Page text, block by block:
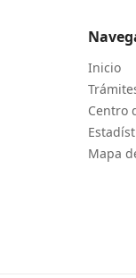
Inicio
Centro
Mapa